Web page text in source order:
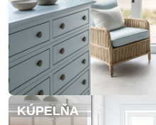
KÚPELŇA